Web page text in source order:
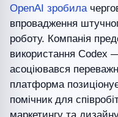
OpenAI зробила
впровадження
роботу. Компанія
використання Codex
асоціювався
платформа
помічник для